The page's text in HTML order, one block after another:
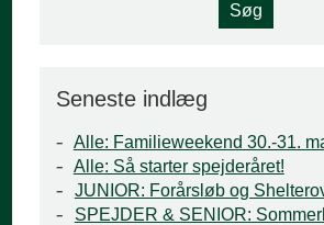
Seneste indlæg
Alle: Familieweekend 30.-31.
Alle: Så starter spejderåret!
JUNIOR: Forårsløb og
SPEJDER & SENIOR: